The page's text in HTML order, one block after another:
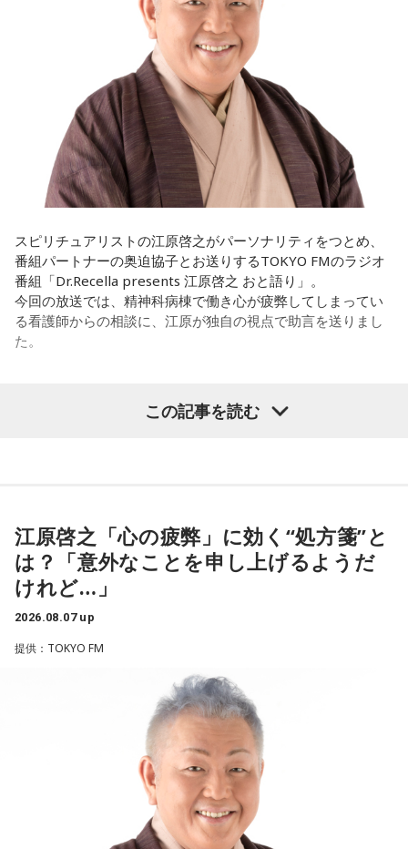
遠山：僕は「惡の華」が好きで、（テレビドラマ版ではW主
演の）あのちゃんと鈴木福くんがめちゃくちゃ素晴らしかっ
たですけど、そういうドラマの音楽って、どう作っていく
ほのか：私も今回初めて関わらせてもらったんですけど、今
まで作ってきたライブでやる曲やバンドでやる曲の作り方と
は全然違って……ドラマの映像にいかに没頭させるかが重要と
いうか。リーガルリリーでは、音楽を聴いてほしくて作って
いるんですけれど、ドラマの音楽は、映像を観てもらわない
といけないので、逆に聴いてもらったらダメなんですよ。だ
から、音楽を通して真逆な作り方を体験できて、めちゃめち
ゃ面白かったです。
ほのか・海：ありがとうございます。
潮：「コニファー」はテレビアニメ「これ描いて死ね」のエ
ンディングテーマとなっています。
ね？
遠山：この楽曲はどこから作り始めました？
ほのか：「これ描いて死ね」は、マンガを描くことを題材に
した作品なんですけど、まずは原作を読みました。それで、0
から1にするときに、心のなかで薪をくべて火種を燃やしてい
く。そして、風が吹いてめちゃめちゃ燃えていくみたいな。
スピリチュアリストの江原啓之がパーソナリティをつとめ、
番組パートナーの奥迫協子とお送りするTOKYO FMのラジオ
番組「Dr.Recella presents 江原啓之 おと語り」。
今回の放送では、精神科病棟で働き心が疲弊してしまってい
る看護師からの相談に、江原が独自の視点で助言を送りまし
た。
れることがあります。病気だからと割り切って仕事に就いて
いるのですが、心が疲れてきています。私生活は充実してお
り、夫と新しく家を建てるためにも仕事は辞められません。
仕事がつらいからこそ私生活が充実する、幸せになるぞとい
の心持ちについてアドバイスをいただけないでしょうか？
――患者からの暴言や暴力に心が折れそうになりながらも、
過酷な現場で奮闘する看護師の相談に対し、江原は「意外な
ことを申し上げるようだけれど……」と前置きした上で、具体
的なアドバイスを提示しました。
江原：私はね、ちょっと意外なことを申し上げるようだけれ
ど、「体力」だと思います。やっぱり、ちゃんと食べて、よ
この記事を読む
江原啓之「心の疲弊」に効く“処方箋”と
は？「意外なことを申し上げるようだ
けれど…」
2026.08.07 up
提供：TOKYO FM